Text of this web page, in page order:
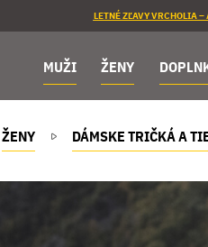
LETNÉ ZĽAVY VRCHOLIA
MUŽI ŽENY
ŽENY DÁMSKE TRIČKÁ A